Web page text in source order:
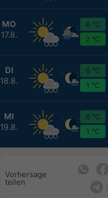
MO
17.8.
6 °C
2 °C
DI
18.8.
6 °C
1 °C
MI
19.8.
6 °C
1 °C
Vorhersage
teilen